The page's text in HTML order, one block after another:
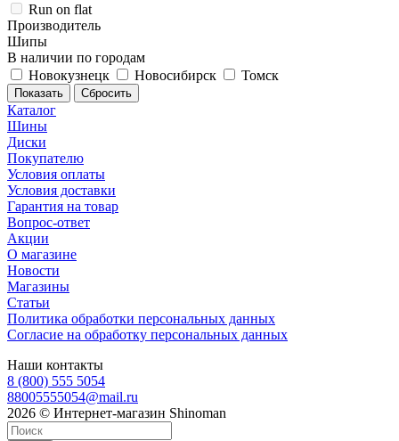
Run on flat
Производитель
Шипы
В наличии по городам
Новокузнецк
Новосибирск Томск
Сбросить
Каталог
Шины
Диски
Покупателю
Условия оплаты
Условия доставки
Гарантия на товар
Вопрос-ответ
Акции
О магазине
Новости
Магазины
Статьи
Политика обработки персональных данных
Согласие на обработку персональных данных
Наши контакты
8 (800) 555 5054
88005555054@mail.ru
2026 © Интернет-магазин Shinoman